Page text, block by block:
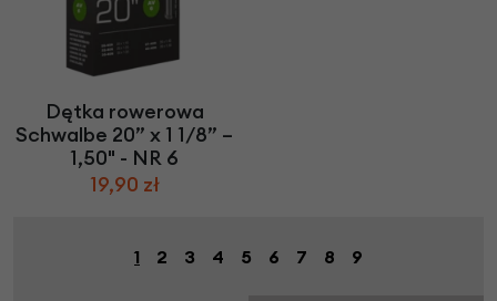
Dętka rowerowa
Schwalbe 20” x 1 1/8” –
1,50" - NR 6
19,90 zł
1 2 3 4 5 6 7 8 9